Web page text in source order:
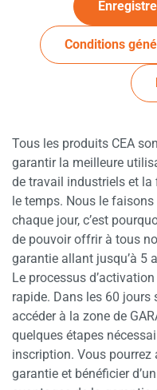
Conditions
Tous les produits CEA
garantir la meilleure
de travail industriels et
le temps. Nous le
chaque jour, c’est
de pouvoir offrir à tous
garantie allant jusqu’à 5
Le processus
rapide. Dans les 60 jours
accéder à la zone de
quelques étapes
inscription. Vous
garantie et bénéficier